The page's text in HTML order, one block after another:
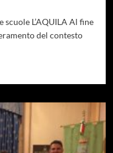
L’AQUILA Al fine
del contesto